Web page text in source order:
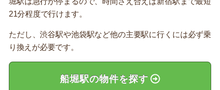
21分程度で行けます。
ただし、渋谷駅や池袋駅など他の主要駅に行くには必ず乗
り換えが必要です。
船堀駅の物件を探す